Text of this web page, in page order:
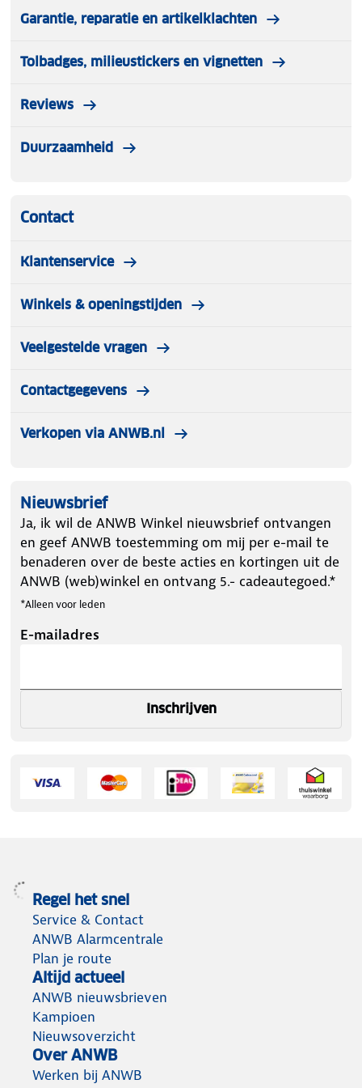
Maat 50 - M
Maat 52 - L
Maat 56 - XXL
Let op kleding mag worden gepast maar niet
worden niet terug genomen!
Garantie, reparatie en artikelklachten
Tolbadges, milieustickers en vignetten
Reviews
Duurzaamheid
Contact
Klantenservice
Winkels & openingstijden
Veelgestelde vragen
Contactgegevens
Verkopen via ANWB.nl
Nieuwsbrief
Ja, ik wil de ANWB Winkel nieuwsbrief ontvangen
en geef ANWB toestemming om mij per e-mail te
benaderen over de beste acties en kortingen uit de
ANWB (web)winkel en ontvang 5.- cadeautegoed.*
*Alleen voor leden
E-mailadres
Inschrijven
Regel het snel
Service & Contact
ANWB Alarmcentrale
Plan je route
Altijd actueel
ANWB nieuwsbrieven
Kampioen
Nieuwsoverzicht
Over ANWB
Werken bij ANWB